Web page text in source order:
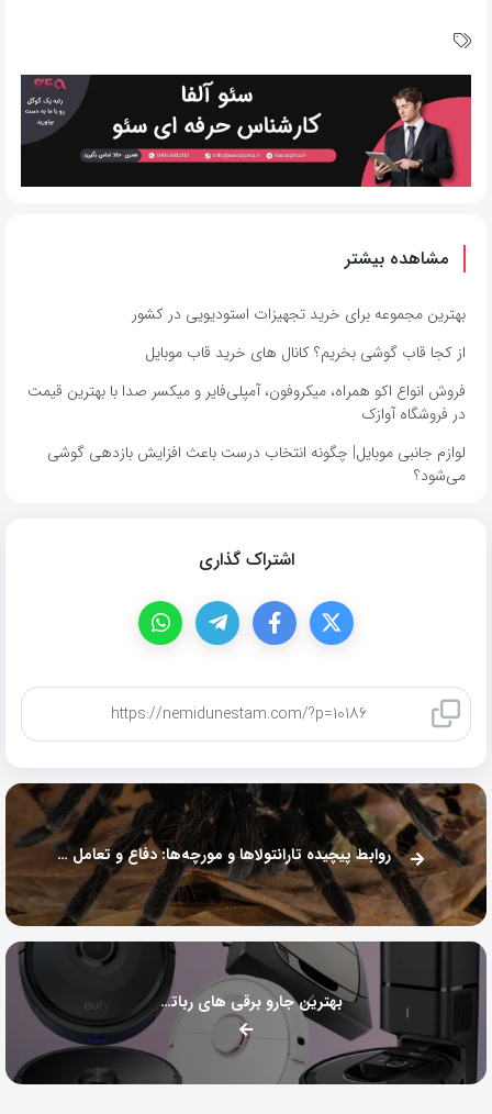
مشاهده بیشتر
بهترین مجموعه برای خرید تجهیزات استودیویی در کشور
از کجا قاب گوشی بخریم؟ کانال های خرید قاب موبایل
فروش انواع اکو همراه، میکروفون، آمپلی‌فایر و میکسر صدا با بهترین قیمت
در فروشگاه آوازک
لوازم جانبی موبایل| چگونه انتخاب درست باعث افزایش بازدهی گوشی
می‌شود؟
اشتراک گذاری
روابط پیچیده تارانتولاها و مورچه‌ها: دفاع و تعامل در دنیای طبیعی
بهترین جارو برقی های رباتی 2025